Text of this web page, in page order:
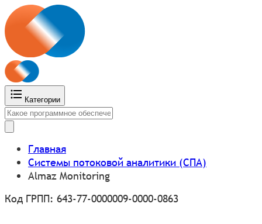
Категории
Главная
Системы потоковой аналитики (СПА)
Almaz Monitoring
Код ГРПП: 643-77-0000009-0000-0863